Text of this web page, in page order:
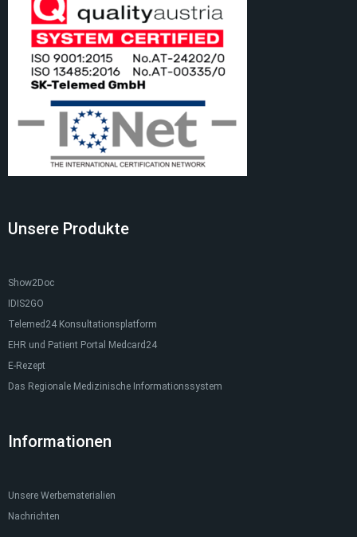
Unsere Produkte
Show2Doc
IDIS2GO
Telemed24 Konsultationsplatform
EHR und Patient Portal Medcard24
E-Rezept
Das Regionale Medizinische Informationssystem
Informationen
Unsere Werbematerialien
Nachrichten